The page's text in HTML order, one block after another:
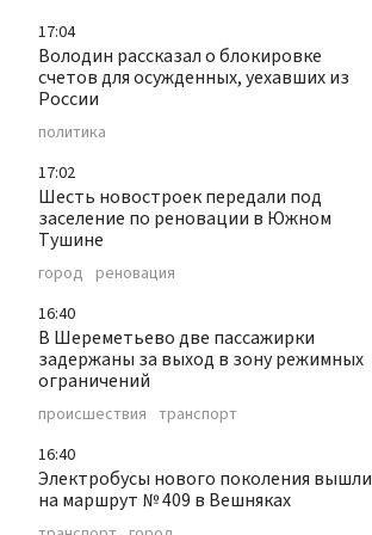
17:04
Володин рассказал о блокировке
счетов для осужденных, уехавших из
России
политика
17:02
Шесть новостроек передали под
заселение по реновации в Южном
Тушине
город реновация
16:40
В Шереметьево две пассажирки
задержаны за выход в зону режимных
ограничений
происшествия транспорт
16:40
Электробусы нового поколения вышли
на маршрут № 409 в Вешняках